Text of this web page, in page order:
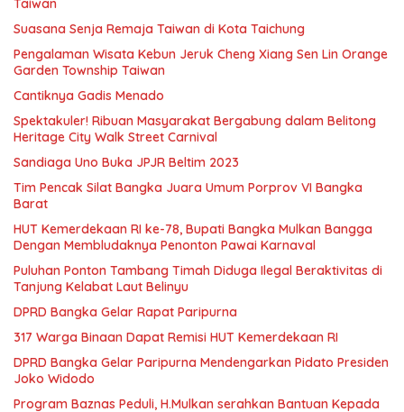
Taiwan
Suasana Senja Remaja Taiwan di Kota Taichung
Pengalaman Wisata Kebun Jeruk Cheng Xiang Sen Lin Orange
Garden Township Taiwan
Cantiknya Gadis Menado
Spektakuler! Ribuan Masyarakat Bergabung dalam Belitong
Heritage City Walk Street Carnival
Sandiaga Uno Buka JPJR Beltim 2023
Tim Pencak Silat Bangka Juara Umum Porprov VI Bangka
Barat
HUT Kemerdekaan RI ke-78, Bupati Bangka Mulkan Bangga
Dengan Membludaknya Penonton Pawai Karnaval
Puluhan Ponton Tambang Timah Diduga Ilegal Beraktivitas di
Tanjung Kelabat Laut Belinyu
DPRD Bangka Gelar Rapat Paripurna
317 Warga Binaan Dapat Remisi HUT Kemerdekaan RI
DPRD Bangka Gelar Paripurna Mendengarkan Pidato Presiden
Joko Widodo
Program Baznas Peduli, H.Mulkan serahkan Bantuan Kepada